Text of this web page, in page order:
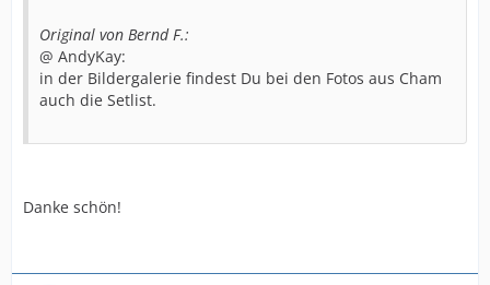
Original von Bernd F.:
@ AndyKay:
in der Bildergalerie findest Du bei den Fotos aus Cham
auch die Setlist.
Danke schön!